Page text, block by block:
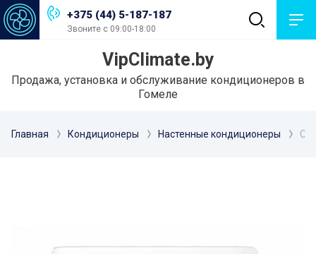
+375 (44) 5-187-187
Звоните с 09:00-18:00
VipClimate.by
Продажа, установка и обслуживание кондиционеров в
Гомеле
Главная Кондиционеры Настенные кондиционеры